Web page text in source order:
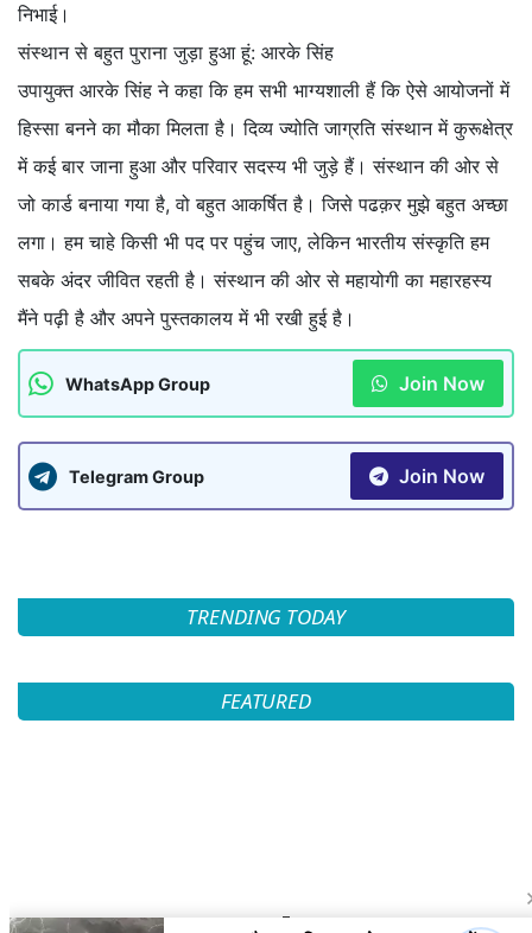
निभाई।
संस्थान से बहुत पुराना जुड़ा हुआ हूं: आरके सिंह
उपायुक्त आरके सिंह ने कहा कि हम सभी भाग्यशाली हैं कि ऐसे आयोजनों में
हिस्सा बनने का मौका मिलता है। दिव्य ज्योति जाग्रति संस्थान में कुरूक्षेत्र
में कई बार जाना हुआ और परिवार सदस्य भी जुड़े हैं। संस्थान की ओर से
जो कार्ड बनाया गया है, वो बहुत आकर्षित है। जिसे पढक़र मुझे बहुत अच्छा
लगा। हम चाहे किसी भी पद पर पहुंच जाए, लेकिन भारतीय संस्कृति हम
सबके अंदर जीवित रहती है। संस्थान की ओर से महायोगी का महारहस्य
मैंने पढ़ी है और अपने पुस्तकालय में भी रखी हुई है।
WhatsApp Group Join Now
Telegram Group Join Now
TRENDING TODAY
FEATURED